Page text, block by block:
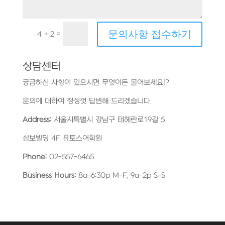
4 + 2 = 문의사항 접수하기
상담센터
궁금하신 사항이 있으시면 무엇이든 물어보세요!?
문의에 대하여 정성껏 답변해 드리겠습니다.
Address:서울시특별시 강남구 테헤란로19길 5
삼보빌딩 4F 유토스어학원
Phone:02-557-6465
Business Hours:8a-6:30p M-F, 9a-2p S-S